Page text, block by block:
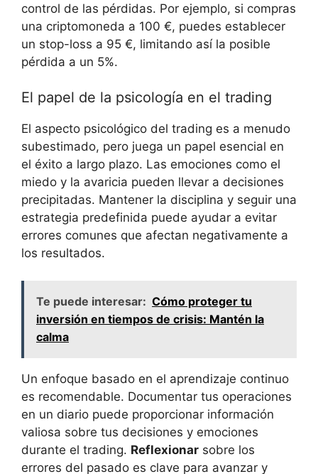
control ⁣de ⁤las pérdidas. Por ejemplo,‌ si compras
​una criptomoneda ⁤a 100 €, puedes ⁣establecer
un stop-loss a 95 ‍€,‍ limitando así la ‌posible
pérdida a un 5%.
El‌ papel​ de la psicología‍ en el ⁤trading
El⁣ aspecto psicológico del⁣ trading es a​ menudo⁣
subestimado, ​pero juega un papel ⁤esencial en
el‍ éxito a largo plazo. Las ​emociones⁣ como​ el
miedo ‌y la‍ avaricia pueden‌ llevar a‌ decisiones
precipitadas. Mantener la disciplina y seguir​ una‌
estrategia⁤ predefinida⁤ puede ‍ayudar a ‌evitar
errores ‌comunes que afectan negativamente a⁤
los ‍resultados.
Te puede interesar: Cómo proteger tu
inversión en tiempos de crisis: Mantén la
calma
Un enfoque basado ‌en⁢ el aprendizaje continuo
es ​recomendable. Documentar tus operaciones
en ⁣un​ diario⁤ puede‍ proporcionar información
valiosa ‍sobre tus​ decisiones y emociones
durante el trading. Reflexionar sobre ‍los
errores del‌ pasado es⁢ clave para avanzar ⁢y‌